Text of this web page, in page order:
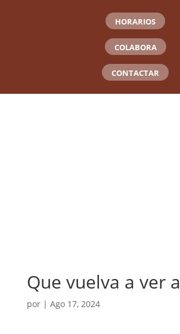
HORARIOS
COLABORA
CONTACTAR
Que vuelva a ver a
por | Ago 17, 2024